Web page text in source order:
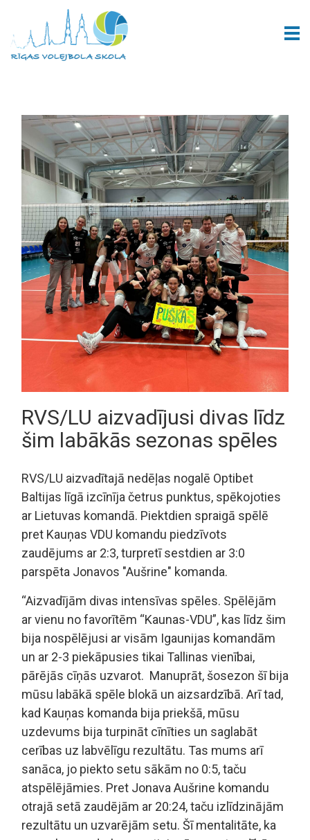
RVS/LU aizvadījusi divas līdz
šim labākās sezonas spēles
RVS/LU aizvadītajā nedēļas nogalē Optibet
Baltijas līgā izcīnīja četrus punktus, spēkojoties
ar Lietuvas komandā. Piektdien spraigā spēlē
pret Kauņas VDU komandu piedzīvots
zaudējums ar 2:3, turpretī sestdien ar 3:0
parspēta Jonavos "Aušrine" komanda.
“Aizvadījām divas intensīvas spēles. Spēlējām
ar vienu no favorītēm “Kaunas-VDU”, kas līdz šim
bija nospēlējusi ar visām Igaunijas komandām
un ar 2-3 piekāpusies tikai Tallinas vienībai,
pārējās cīņās uzvarot. Manuprāt, šosezon šī bija
mūsu labākā spēle blokā un aizsardzībā. Arī tad,
kad Kauņas komanda bija priekšā, mūsu
uzdevums bija turpināt cīnīties un saglabāt
cerības uz labvēlīgu rezultātu. Tas mums arī
sanāca, jo piekto setu sākām no 0:5, taču
atspēlējāmies. Pret Jonava Aušrine komandu
otrajā setā zaudējām ar 20:24, taču izlīdzinājām
rezultātu un uzvarējām setu. Šī mentalitāte, ka